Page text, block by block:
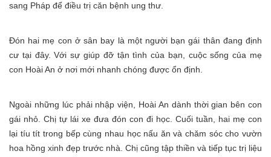
sang Pháp để điều trị căn bệnh ung thư.
Đón hai mẹ con ở sân bay là một người bạn gái thân đang định
cư tại đây. Với sự giúp đỡ tận tình của bạn, cuộc sống của mẹ
con Hoài An ở nơi mới nhanh chóng được ổn định.
Ngoài những lúc phải nhập viện, Hoài An dành thời gian bên con
gái nhỏ. Chị tự lái xe đưa đón con đi học. Cuối tuần, hai mẹ con
lại tíu tít trong bếp cùng nhau học nấu ăn và chăm sóc cho vườn
hoa hồng xinh đẹp trước nhà. Chị cũng tập thiền và tiếp tục trị liệu